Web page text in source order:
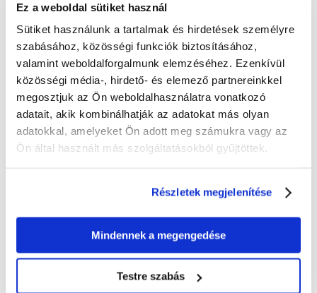
Ez a weboldal sütiket használ
Sütiket használunk a tartalmak és hirdetések személyre
szabásához, közösségi funkciók biztosításához,
valamint weboldalforgalmunk elemzéséhez. Ezenkívül
közösségi média-, hirdető- és elemező partnereinkkel
megosztjuk az Ön weboldalhasználatra vonatkozó
adatait, akik kombinálhatják az adatokat más olyan
adatokkal, amelyeket Ön adott meg számukra vagy az
Ön által használt más szolgáltatásokból gyűjtöttek.
Részletek megjelenítése
Mindennek a megengedése
Testre szabás
- Mesterien elkészített ételek válogatott, kiváló minőségű természetes
összetevőkkel, vitaminokkal és ásványi anyagokkal.
- Extra adag vizet biztosít macskabarátja húgyúti rendszerének
egészsége érdekében.
- Teljes értékű és kiegyensúlyozott eledel macskája számára, hogy
minden nap megőrizze vitalitását és teljesítményét.
- Teljesen újrahasznosítható csomagolás - konzerv és papír külön.
Összetevők: hús és állati eredetű termékek (96% természetes eredetű*;
máj 4%), hal és haltermékek* (beleértve a fehér halat 4%), zöldségek*
(beleértve a friss sárgarépát 4%), ásványi anyagok, növényi eredetű
termékek*, élesztő*, cukrok. *természetes eredetű összetevők.
1 kg: Étrend-kiegészítők: Taurin: 500 mg, réz
(réz(II)szulfát, pentahidrát): 1,1 mg, jód (kalcium-jodát, vízmentes): 0,35
mg, vas (vas(II)-szulfát, monohidrát): Mangán (mangán-szulfát,
monohidrát): 17,5 mg: Cink (cink-szulfát, monohidrát): 3,5 mg: 16,2 mg.
Technológiai adalékanyagok: Cassia gumi: 2,500 mg.
Analitikai összetevők (%):fehérje: 9,7; zsírtartalom: 4,9; szervetlen
anyag: 2,2; nyersrost: 0,43; nedvességtartalom: 81,9.